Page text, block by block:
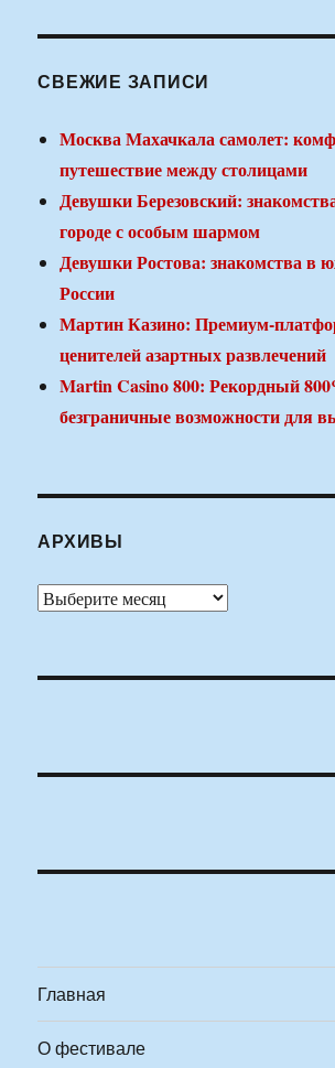
СВЕЖИЕ ЗАПИСИ
Москва Махачкала самолет:
путешествие между столицами
Девушки Березовский:
городе с особым шармом
Девушки Ростова: знакомства в
России
Мартин Казино: Премиум-
ценителей азартных развлечений
Martin Casino 800: Рекордный
безграничные возможности для
АРХИВЫ
Архивы
Главная
О фестивале